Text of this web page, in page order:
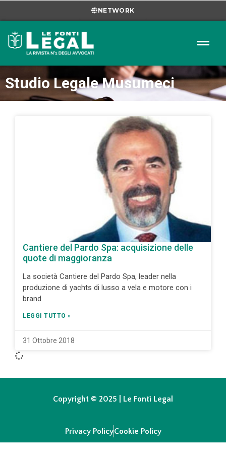
NETWORK
Studio Legale Musumeci
Cantiere del Pardo Spa: acquisizione delle
quote di maggioranza
La società Cantiere del Pardo Spa, leader nella
produzione di yachts di lusso a vela e motore con i
brand
LEGGI TUTTO »
31 Ottobre 2018
Copyright © 2025 | Le Fonti Legal
Privacy PolicyCookie Policy